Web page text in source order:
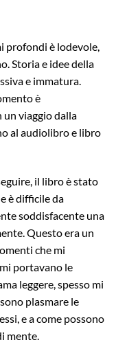
profondi è lodevole,
Storia e idee della
e immatura.
è
viaggio dalla
al audiolibro e libro
il libro è stato
è difficile da
soddisfacente una
Questo era un
che mi
portavano le
leggere, spesso mi
plasmare le
e a come possono
mente.